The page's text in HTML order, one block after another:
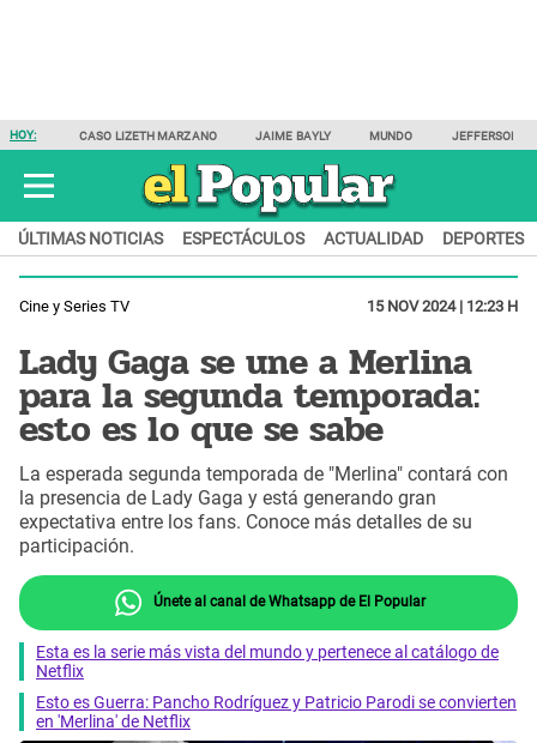
HOY: CASO LIZETH MARZANO JAIME BAYLY MUNDO JEFFERSON
ÚLTIMAS NOTICIAS ESPECTÁCULOS ACTUALIDAD DEPORTES
Cine y Series TV 15 NOV 2024 | 12:23 H
Lady Gaga se une a Merlina
para la segunda temporada:
esto es lo que se sabe
La esperada segunda temporada de "Merlina" contará con
la presencia de Lady Gaga y está generando gran
expectativa entre los fans. Conoce más detalles de su
participación.
Únete al canal de Whatsapp de El Popular
Esta es la serie más vista del mundo y pertenece al catálogo de
Netflix
Esto es Guerra: Pancho Rodríguez y Patricio Parodi se convierten
en 'Merlina' de Netflix